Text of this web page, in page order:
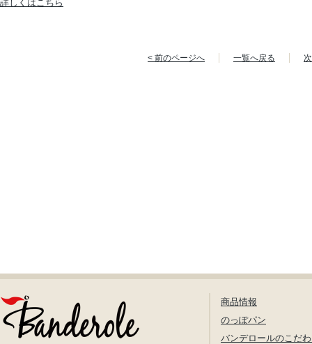
詳しくはこちら
< 前のページへ 一覧へ戻る
商品情報
のっぽパン
バンデロールのこだ